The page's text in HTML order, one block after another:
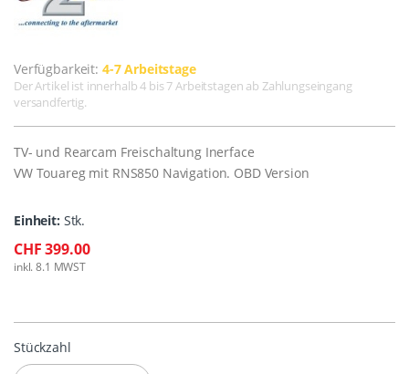
Verfügbarkeit: 4-7 Arbeitstage
Der Artikel ist innerhalb 4 bis 7 Arbeitstagen ab Zahlungseingang
versandfertig.
TV- und Rearcam Freischaltung Inerface
VW Touareg mit RNS850 Navigation. OBD Version
Einheit: Stk.
CHF 399.00
inkl. 8.1 MWST
Stückzahl